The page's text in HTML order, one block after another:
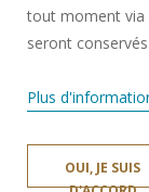
¡Únete a
tout moment via
seront
Plus
OUI, JE SUIS